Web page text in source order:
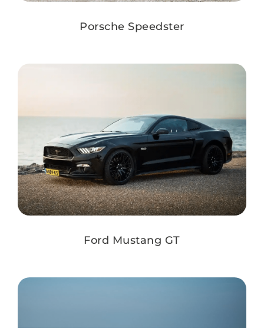
Porsche Speedster
Ford Mustang GT